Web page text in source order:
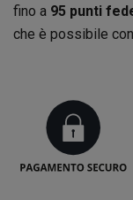
fino a 95 punti
che è possibile